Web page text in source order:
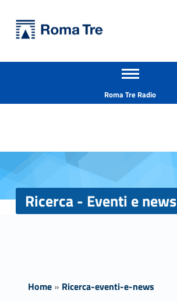
Ricerca - Eventi e news - Università Roma Tre
Apri il menu secondario
Roma Tre Radio
Ricerca - Eventi e news
Home» Ricerca-eventi-e-news